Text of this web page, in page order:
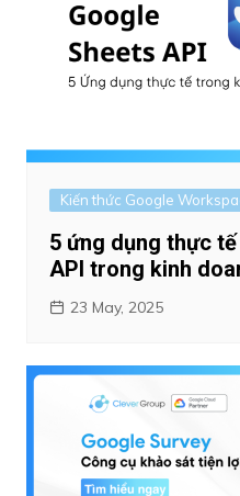
Kiến thức Google
5 ứng dụng thực
API trong kinh
23 May, 2025